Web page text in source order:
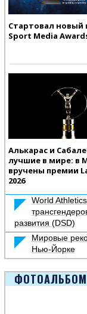
Стартовал новый
Sport Media
Алькарас и
лучшие в мире: в
вручены премии
2026
World
развития (DSD)
Мировые
Нью-Йорке
ФОТОАЛЬБОМ